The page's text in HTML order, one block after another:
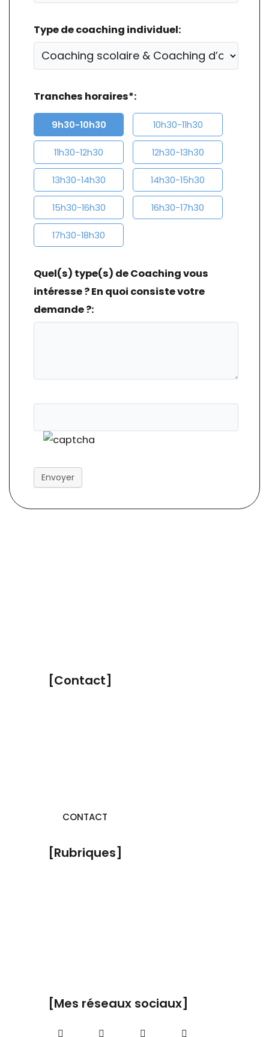
Type de coaching individuel:
Tranches horaires*:
9h30-10h30 10h30-11h30
11h30-12h30 12h30-13h30
13h30-14h30 14h30-15h30
15h30-16h30 16h30-17h30
17h30-18h30
Quel(s) type(s) de Coaching vous
intéresse ? En quoi consiste votre
demande ?:
Envoyer
[Contact]
CONTACT
[Rubriques]
[Mes réseaux sociaux]